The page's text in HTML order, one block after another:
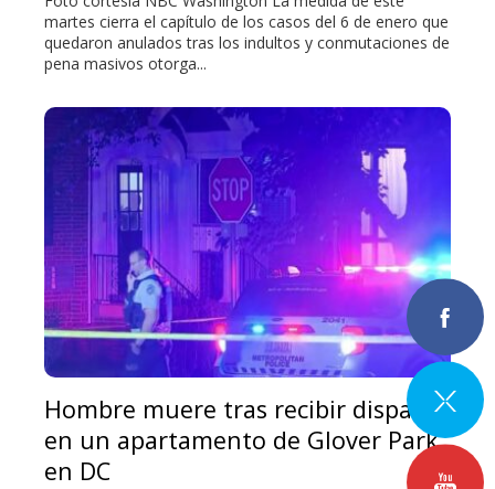
martes cierra el capítulo de los casos del 6 de enero que
quedaron anulados tras los indultos y conmutaciones de
pena masivos otorga...
Hombre muere tras recibir disparos
en un apartamento de Glover Park
en DC